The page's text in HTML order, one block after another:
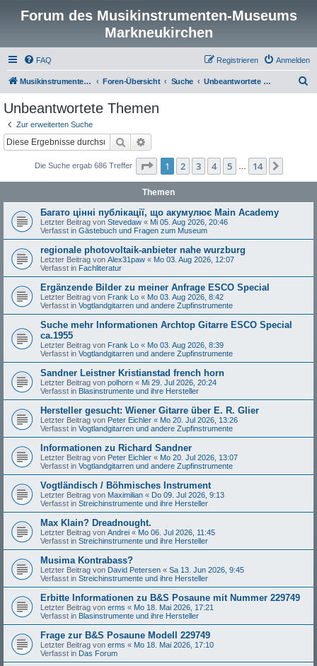
Forum des Musikinstrumenten-Museums
Markneukirchen
FAQ Anmelden
Registrieren
Musikinstrumenten-Museum Foren-Übersicht Suche Unbeantwortete Themen
Unbeantwortete Themen
Zur erweiterten Suche
Suche
Die Suche ergab 686 Treffer Seite 1von 14
1 2 3 4 5 14
Themen
Багато цінні публікації, що акумулює Main Academy
Letzter Beitrag von Stevedaw « Mi 05. Aug 2026, 20:46
Verfasst in Gästebuch und Fragen zum Museum
regionale photovoltaik-anbieter nahe wurzburg
Letzter Beitrag von Alex31paw « Mo 03. Aug 2026, 12:07
Verfasst in Fachliteratur
Ergänzende Bilder zu meiner Anfrage ESCO Special
Letzter Beitrag von Frank Lo « Mo 03. Aug 2026, 8:42
Verfasst in Vogtlandgitarren und andere Zupfinstrumente
Suche mehr Informationen Archtop Gitarre ESCO Special
ca.1955
Letzter Beitrag von Frank Lo « Mo 03. Aug 2026, 8:39
Verfasst in Vogtlandgitarren und andere Zupfinstrumente
Sandner Leistner Kristianstad french horn
Letzter Beitrag von polhorn « Mi 29. Jul 2026, 20:24
Verfasst in Blasinstrumente und ihre Hersteller
Hersteller gesucht: Wiener Gitarre über E. R. Glier
Letzter Beitrag von Peter Eichler « Mo 20. Jul 2026, 13:26
Verfasst in Vogtlandgitarren und andere Zupfinstrumente
Informationen zu Richard Sandner
Letzter Beitrag von Peter Eichler « Mo 20. Jul 2026, 13:07
Verfasst in Vogtlandgitarren und andere Zupfinstrumente
Vogtländisch / Böhmisches Instrument
Letzter Beitrag von Maximilian « Do 09. Jul 2026, 9:13
Verfasst in Streichinstrumente und ihre Hersteller
Max Klain? Dreadnought.
Letzter Beitrag von Andrei « Mo 06. Jul 2026, 11:45
Verfasst in Streichinstrumente und ihre Hersteller
Musima Kontrabass?
Letzter Beitrag von David Petersen « Sa 13. Jun 2026, 9:45
Verfasst in Streichinstrumente und ihre Hersteller
Erbitte Informationen zu B&S Posaune mit Nummer 229749
Letzter Beitrag von erms « Mo 18. Mai 2026, 17:21
Verfasst in Blasinstrumente und ihre Hersteller
Frage zur B&S Posaune Modell 229749
Letzter Beitrag von erms « Mo 18. Mai 2026, 17:10
Verfasst in Das Forum